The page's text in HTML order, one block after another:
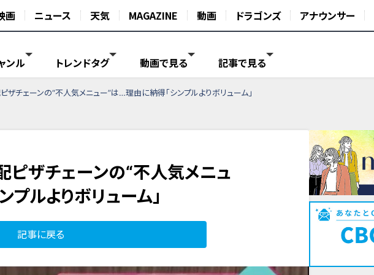
画 ニュース 天気 MAGAZINE 動画 ドラゴンズ アナウンサー
ンル トレンドタグ 動画で見る 記事で見る
ザチェーンの“不人気メニュー”は…理由に納得「シンプルよりボリューム」
ピザチェーンの“不人気メニュ
ルよりボリューム」
記事に戻る